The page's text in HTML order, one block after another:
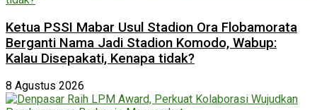
Ketua PSSI Mabar Usul Stadion Ora Flobamorata
Berganti Nama Jadi Stadion Komodo, Wabup:
Kalau Disepakati, Kenapa tidak?
8 Agustus 2026